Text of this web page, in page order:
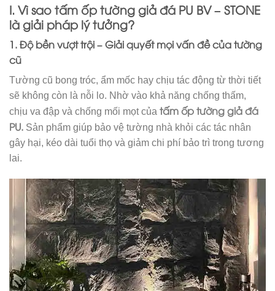
I. Vì saotấm ốp tường giả đá PU BV – STONE
là giải pháp lý tưởng?
1. Độ bền vượt trội – Giải quyết mọi vấn đề của tường
cũ
Tường cũ bong tróc, ẩm mốc hay chịu tác động từ thời tiết
sẽ không còn là nỗi lo. Nhờ vào khả năng chống thấm,
chịu va đập và chống mối mọt của tấm ốp tường giả đá
PU. Sản phẩm giúp bảo vệ tường nhà khỏi các tác nhân
gây hại, kéo dài tuổi thọ và giảm chi phí bảo trì trong tương
lai.